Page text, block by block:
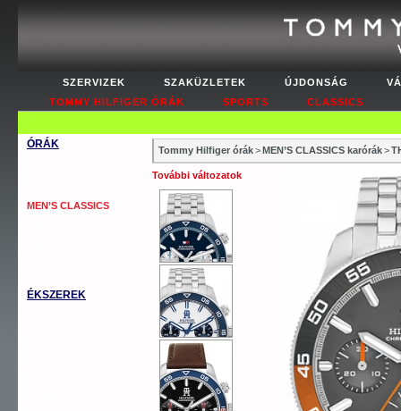
SZERVIZEK SZAKÜZLETEK ÚJDONSÁG
TOMMY HILFIGER ÓRÁK
SPORTS CLASSICS
ÓRÁK
MEN’S CLASSICS
ÉKSZEREK
Tommy Hilfiger órák>MEN’S CLASSICS karórák>
További változatok